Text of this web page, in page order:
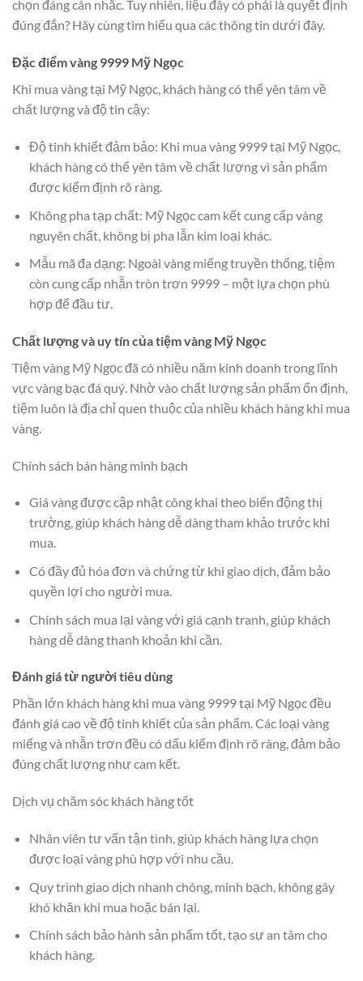
chọn đáng cân nhắc. Tuy nhiên, liệu đây có phải là quyết định
đúng đắn? Hãy cùng tìm hiểu qua các thông tin dưới đây.
Đặc điểm vàng 9999 Mỹ Ngọc
Khi mua vàng tại Mỹ Ngọc, khách hàng có thể yên tâm về
chất lượng và độ tin cậy:
Độ tinh khiết đảm bảo: Khi mua vàng 9999 tại Mỹ Ngọc,
khách hàng có thể yên tâm về chất lượng vì sản phẩm
được kiểm định rõ ràng.
Không pha tạp chất: Mỹ Ngọc cam kết cung cấp vàng
nguyên chất, không bị pha lẫn kim loại khác.
Mẫu mã đa dạng: Ngoài vàng miếng truyền thống, tiệm
còn cung cấp nhẫn tròn trơn 9999 – một lựa chọn phù
hợp để đầu tư.
Chất lượng và uy tín của tiệm vàng Mỹ Ngọc
Tiệm vàng Mỹ Ngọc đã có nhiều năm kinh doanh trong lĩnh
vực vàng bạc đá quý. Nhờ vào chất lượng sản phẩm ổn định,
tiệm luôn là địa chỉ quen thuộc của nhiều khách hàng khi mua
vàng.
Chính sách bán hàng minh bạch
Giá vàng được cập nhật công khai theo biến động thị
trường, giúp khách hàng dễ dàng tham khảo trước khi
mua.
Có đầy đủ hóa đơn và chứng từ khi giao dịch, đảm bảo
quyền lợi cho người mua.
Chính sách mua lại vàng với giá cạnh tranh, giúp khách
hàng dễ dàng thanh khoản khi cần.
Đánh giá từ người tiêu dùng
Phần lớn khách hàng khi mua vàng 9999 tại Mỹ Ngọc đều
đánh giá cao về độ tinh khiết của sản phẩm. Các loại vàng
miếng và nhẫn trơn đều có dấu kiểm định rõ ràng, đảm bảo
đúng chất lượng như cam kết.
Dịch vụ chăm sóc khách hàng tốt
Nhân viên tư vấn tận tình, giúp khách hàng lựa chọn
được loại vàng phù hợp với nhu cầu.
Quy trình giao dịch nhanh chóng, minh bạch, không gây
khó khăn khi mua hoặc bán lại.
Chính sách bảo hành sản phẩm tốt, tạo sự an tâm cho
khách hàng.